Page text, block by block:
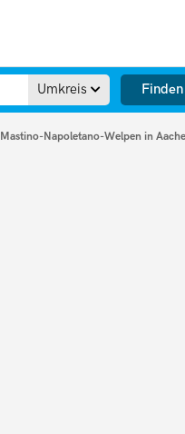
Umkreis Finden
Mastino-Napoletano-Welpen in